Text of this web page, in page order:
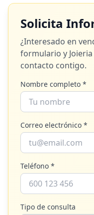
Solicita
¿Interesado en
formulario y
contacto contigo.
Nombre completo *
Correo electrónico *
Teléfono *
Tipo de consulta